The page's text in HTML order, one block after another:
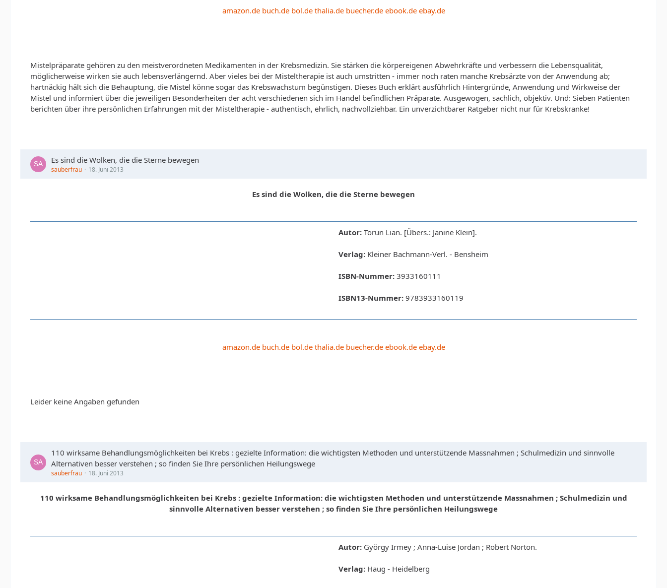
amazon.de buch.de bol.de thalia.de buecher.de ebook.de ebay.de
Mistelpräparate gehören zu den meistverordneten Medikamenten in der Krebsmedizin. Sie stärken die körpereigenen Abwehrkräfte und verbessern die Lebensqualität,
möglicherweise wirken sie auch lebensverlängernd. Aber vieles bei der Misteltherapie ist auch umstritten - immer noch raten manche Krebsärzte von der Anwendung ab;
hartnäckig hält sich die Behauptung, die Mistel könne sogar das Krebswachstum begünstigen. Dieses Buch erklärt ausführlich Hintergründe, Anwendung und Wirkweise der
Mistel und informiert über die jeweiligen Besonderheiten der acht verschiedenen sich im Handel befindlichen Präparate. Ausgewogen, sachlich, objektiv. Und: Sieben Patienten
berichten über ihre persönlichen Erfahrungen mit der Misteltherapie - authentisch, ehrlich, nachvollziehbar. Ein unverzichtbarer Ratgeber nicht nur für Krebskranke!
Es sind die Wolken, die die Sterne bewegen
sauberfrau 18. Juni 2013
Es sind die Wolken, die die Sterne bewegen
Autor: Torun Lian. [Übers.: Janine Klein].
Verlag: Kleiner Bachmann-Verl. - Bensheim
ISBN-Nummer: 3933160111
ISBN13-Nummer: 9783933160119
amazon.de buch.de bol.de thalia.de buecher.de ebook.de ebay.de
Leider keine Angaben gefunden
110 wirksame Behandlungsmöglichkeiten bei Krebs : gezielte Information: die wichtigsten Methoden und unterstützende Massnahmen ; Schulmedizin und sinnvolle
Alternativen besser verstehen ; so finden Sie Ihre persönlichen Heilungswege
sauberfrau 18. Juni 2013
110 wirksame Behandlungsmöglichkeiten bei Krebs : gezielte Information: die wichtigsten Methoden und unterstützende Massnahmen ; Schulmedizin und
sinnvolle Alternativen besser verstehen ; so finden Sie Ihre persönlichen Heilungswege
Autor: György Irmey ; Anna-Luise Jordan ; Robert Norton.
Verlag: Haug - Heidelberg